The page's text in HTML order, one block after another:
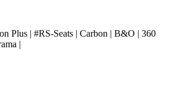
Plus | #RS-Seats | Carbon | B&O | 360
|